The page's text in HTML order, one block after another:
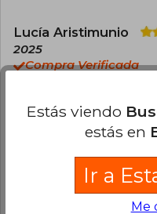
Lucía Aristimunio
2025
Compra Verificada
Esta opinión es
Cargar más
¿Leíste este libro?
Estás viendo
estás en
Ir a
Me